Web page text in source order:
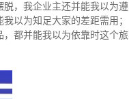
，我企业主还并能我以为遵
以为知足大家的差距需用；
都并能我以为依靠时这个旅